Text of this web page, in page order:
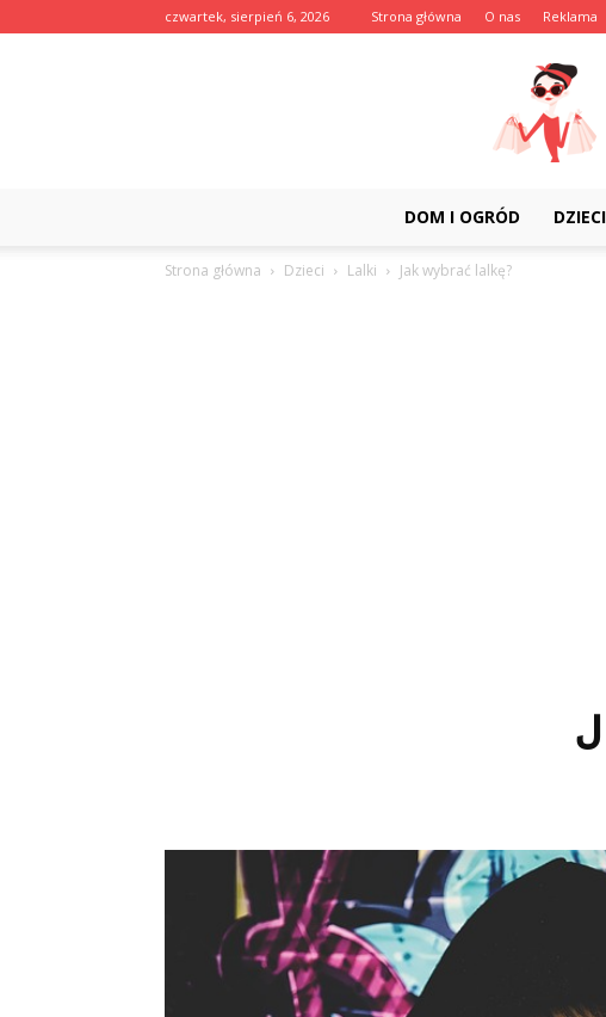
czwartek, sierpień 6, 2026 Strona główna O nas Reklama
DOM I OGRÓD DZIECI
Strona główna Dzieci Lalki Jak wybrać lalkę?